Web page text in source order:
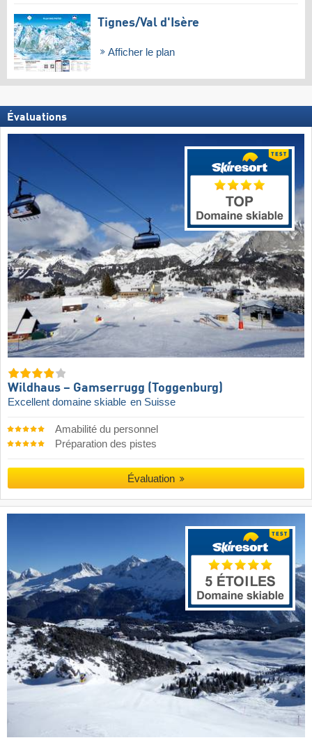
Tignes/​Val d'Isère
Afficher le plan
Évaluations
Wildhaus – Gamserrugg (Toggenburg)
Excellent domaine skiable en Suisse
Amabilité du personnel
Préparation des pistes
Évaluation